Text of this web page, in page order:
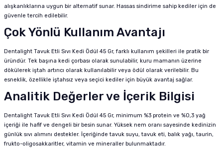
alışkanlıklarına uygun bir alternatif sunar. Hassas sindirime sahip kediler için de
güvenle tercih edilebilir.
Çok Yönlü Kullanım Avantajı
Dentalight Tavuk Etli Sıvı Kedi Ödül 45 Gr, farklı kullanım şekilleri ile pratik bir
üründür. Tek başına kedi çorbası olarak sunulabilir, kuru mamanın üzerine
dökülerek iştah artırıcı olarak kullanılabilir veya ödül olarak verilebilir. Bu
esneklik, özellikle iştahsız veya seçici kediler için büyük avantaj sağlar.
Analitik Değerler ve İçerik Bilgisi
Dentalight Tavuk Etli Sıvı Kedi Ödül 45 Gr, minimum %3 protein ve %0,3 yağ
içeriği ile hafif ve dengeli bir besin sunar. Yüksek nem oranı sayesinde kedinizin
günlük sıvı alımını destekler. İçeriğinde tavuk suyu, tavuk eti, balık yağı, taurin,
frukto-oligosakkaritler, vitamin ve mineraller bulunmaktadır.